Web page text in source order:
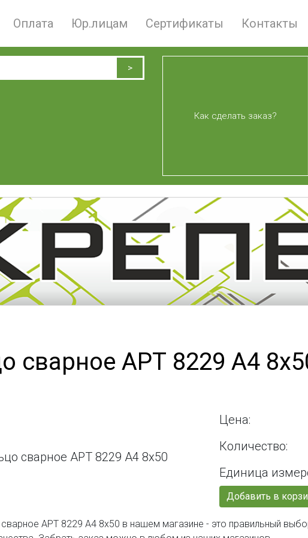
Оплата Юр.лицам Сертификаты Контакты
Как сделать заказ?
сварное АРТ 8229 А4
Цена:
Количество:
Единица
Добавить в
АРТ 8229 А4 8х50 в нашем магазине - это правильный